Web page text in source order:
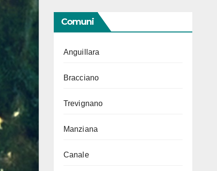
Comuni
Anguillara
Bracciano
Trevignano
Manziana
Canale